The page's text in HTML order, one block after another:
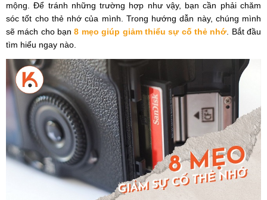
mộng. Để tránh những trường hợp như vậy, bạn cần phải chăm
sóc tốt cho thẻ nhớ của mình. Trong hướng dẫn này, chúng mình
sẽ mách cho bạn8 mẹo giúp giảm thiểu sự cố thẻ nhớ . Bắt đầu
tìm hiểu ngay nào.